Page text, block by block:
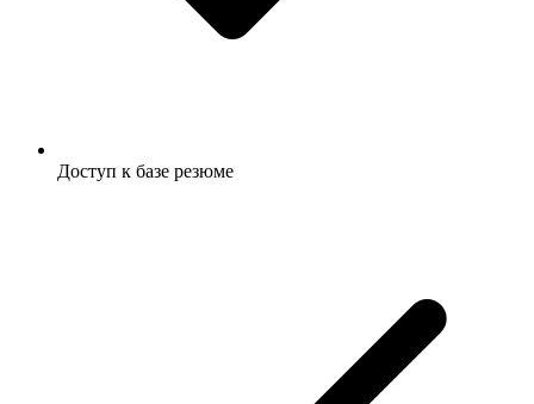
Доступ к базе резюме